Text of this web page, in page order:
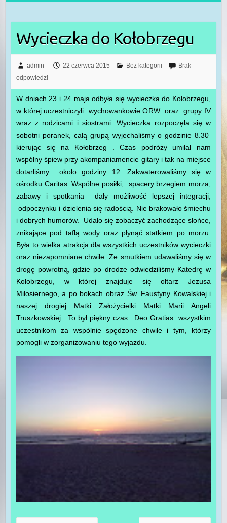
Wycieczka do Kołobrzegu
admin 22 czerwca 2015 Bez kategorii
Brak
odpowiedzi
W dniach 23 i 24 maja odbyła się wycieczka do Kołobrzegu,
w której uczestniczyli wychowankowie ORW oraz grupy IV
wraz z rodzicami i siostrami. Wycieczka rozpoczęła się w
sobotni poranek, całą grupą wyjechaliśmy o godzinie 8.30
kierując się na Kołobrzeg . Czas podróży umilał nam
wspólny śpiew przy akompaniamencie gitary i tak na miejsce
dotarliśmy około godziny 12. Zakwaterowaliśmy się w
ośrodku Caritas. Wspólne posiłki, spacery brzegiem morza,
zabawy i spotkania dały możliwość lepszej integracji,
odpoczynku i dzielenia się radością. Nie brakowało śmiechu
i dobrych humorów. Udało się zobaczyć zachodzące słońce,
znikające pod taflą wody oraz płynąć statkiem po morzu.
Była to wielka atrakcja dla wszystkich uczestników wycieczki
oraz niezapomniane chwile. Ze smutkiem udawaliśmy się w
drogę powrotną, gdzie po drodze odwiedziliśmy Katedrę w
Kołobrzegu, w której znajduje się ołtarz Jezusa
Miłosiernego, a po bokach obraz Św. Faustyny Kowalskiej i
naszej drogiej Matki Założycielki Matki Marii Angeli
Truszkowskiej. To był piękny czas . Deo Gratias wszystkim
uczestnikom za wspólnie spędzone chwile i tym, którzy
pomogli w zorganizowaniu tego wyjazdu.